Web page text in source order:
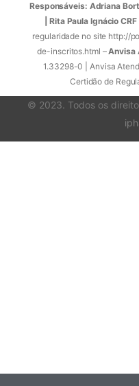
Responsáveis: Adriana
| Rita Paula Ignácio
regularidade no site http://
de-inscritos.html –Anvisa
1.33298-0 | Anvisa
Certidão de
© 2023. Todos os